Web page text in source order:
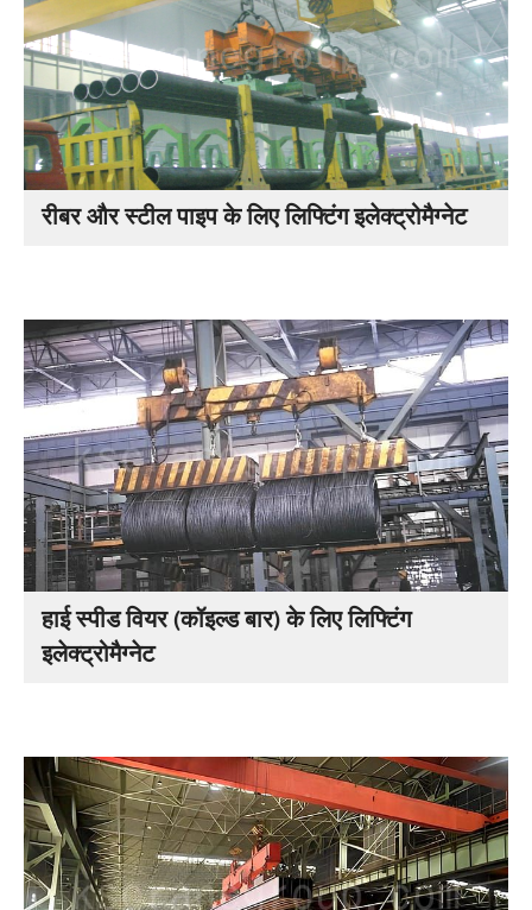
रीबर और स्टील पाइप के लिए लिफ्टिंग इलेक्ट्रोमैग्नेट
हाई स्पीड वियर (कॉइल्ड बार) के लिए लिफ्टिंग
इलेक्ट्रोमैग्नेट